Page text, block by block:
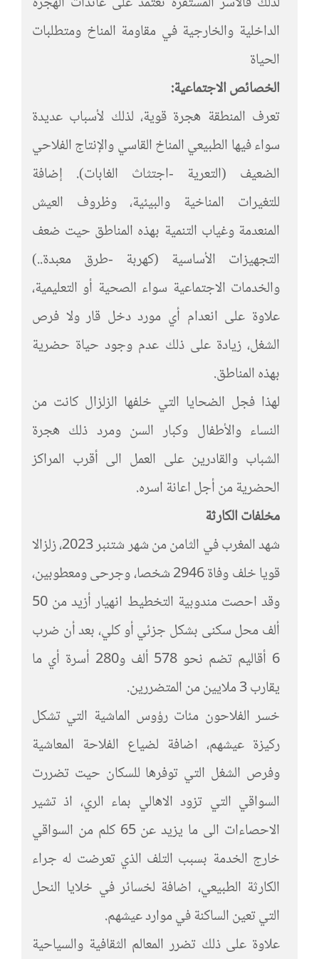
الداخلية والخارجية في مقاومة المناخ ومتطلبات
الحياة
الخصائص الاجتماعية:
تعرف المنطقة هجرة قوية، لذلك لأسباب عديدة
سواء فيها الطبيعي المناخ القاسي والإنتاج الفلاحي
الضعيف (التعرية -اجتثاث الغابات). إضافة
للتغيرات المناخية والبيئية، وظروف العيش
المنعدمة وغياب التنمية بهذه المناطق حيت ضعف
التجهيزات الأساسية (كهربة -طرق معبدة..)
والخدمات الاجتماعية سواء الصحية أو التعليمية،
علاوة على انعدام أي مورد دخل قار ولا فرص
الشغل، زيادة على ذلك عدم وجود حياة حضرية
بهذه المناطق.
لهذا فجل الضحايا التي خلفها الزلزال كانت من
النساء والأطفال وكبار السن ومرد ذلك هجرة
الشباب والقادرين على العمل الى أقرب المراكز
الحضرية من أجل اعانة اسره.
مخلفات الكارثة
شهد المغرب في الثامن من شهر شتنبر 2023، زلزالا
قويا خلف وفاة 2946 شخصا، وجرحى ومعطوبين،
وقد احصت مندوبية التخطيط انهيار أزيد من 50
ألف محل سكنى بشكل جزئي أو كلي، بعد أن ضرب
6 أقاليم تضم نحو 578 ألف و280 أسرة أي ما
يقارب 3 ملايين من المتضررين.
خسر الفلاحون مئات رؤوس الماشية التي تشكل
ركيزة عيشهم، اضافة لضياع الفلاحة المعاشية
وفرص الشغل التي توفرها للسكان حيت تضررت
السواقي التي تزود الاهالي بماء الري، اذ تشير
الاحصاءات الى ما يزيد عن 65 كلم من السواقي
خارج الخدمة بسبب التلف الذي تعرضت له جراء
الكارثة الطبيعي، اضافة لخسائر في خلايا النحل
التي تعين الساكنة في موارد عيشهم.
علاوة على ذلك تضرر المعالم الثقافية والسياحية